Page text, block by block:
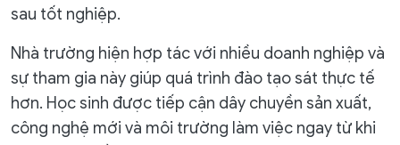
sau tốt nghiệp.
Nhà trường hiện hợp tác với nhiều doanh nghiệp và
sự tham gia này giúp quá trình đào tạo sát thực tế
hơn. Học sinh được tiếp cận dây chuyền sản xuất,
công nghệ mới và môi trường làm việc ngay từ khi